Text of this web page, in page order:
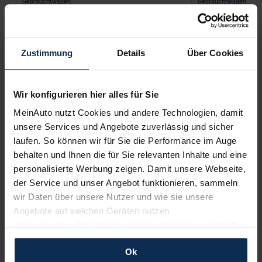
Zustimmung Details Über Cookies
Wir konfigurieren hier alles für Sie
MeinAuto nutzt Cookies und andere Technologien, damit
unsere Services und Angebote zuverlässig und sicher
laufen. So können wir für Sie die Performance im Auge
behalten und Ihnen die für Sie relevanten Inhalte und eine
personalisierte Werbung zeigen. Damit unsere Webseite,
der Service und unser Angebot funktionieren, sammeln
wir Daten über unsere Nutzer und wie sie unsere
Angebote auf welchen Geräten nutzen.
und erlauben uns Cookies für unseren Service zu
verwenden und diese Daten an Dritte weiterzugeben,
Ok
Gebrauchtwagen
ab233 €/Monat
60Monate •10.000 km/Jahr •1.000 €
Anzahlung (anpassbar)
Gebrauchtwagen
Mercedes-
ab551
60Monate •
Anzahlung
Alle Angebote des Händlers